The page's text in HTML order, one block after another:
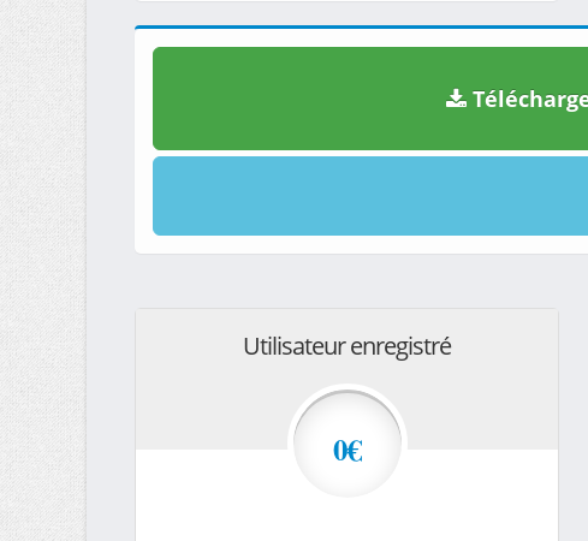
Utilisateur enregistré
0€